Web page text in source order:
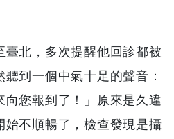
臺北，多次提醒他回診都被
到一個中氣十足的聲音：
向您報到了！」原來是久違
始不順暢了，檢查發現是攝